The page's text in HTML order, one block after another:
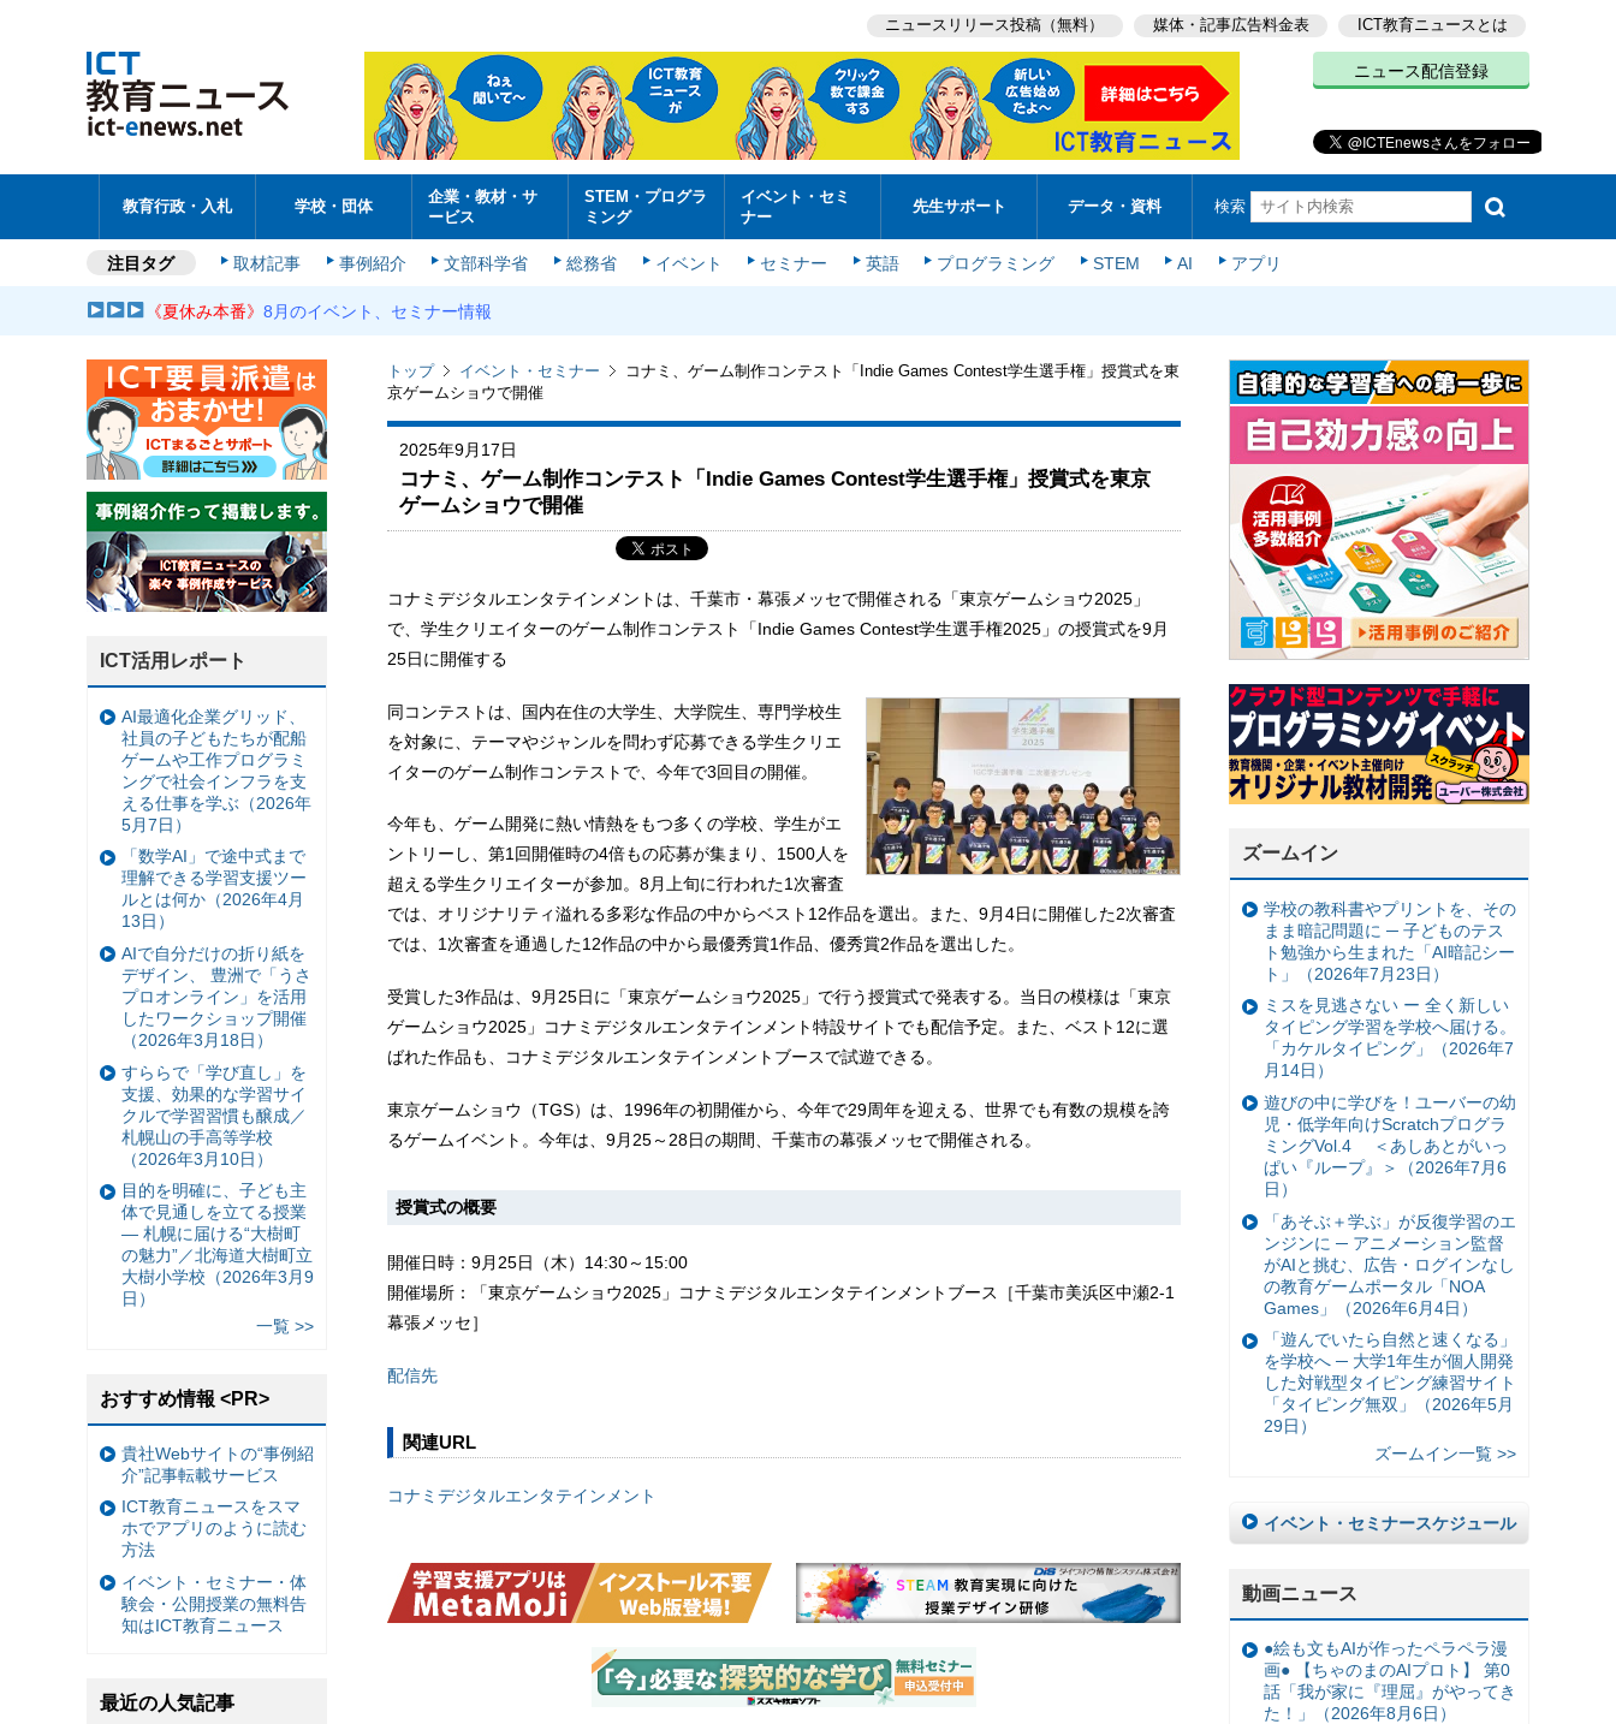
ニュースリリース投稿（無料） 媒体・記事広告料金表 ICT教育ニュースとは
ニュース配信登録
教育行政・入札 学校・団体
企業・教材・サ
ービス
STEM・プログラ
ミング
イベント・セミ
ナー
先生サポート データ・資料 検索
注目タグ 取材記事 事例紹介 文部科学省 総務省 イベント セミナー 英語 プログラミング STEM AI アプリ
《夏休み本番》8月のイベント、セミナー情報
トップ イベント・セミナー
コナミ、ゲーム制作コンテスト「Indie Games Contest学生選手権」授賞式を東
京ゲームショウで開催
2025年9月17日
コナミ、ゲーム制作コンテスト「Indie Games Contest学生選手権」授賞式を東京
ゲームショウで開催
コナミデジタルエンタテインメントは、千葉市・幕張メッセで開催される「東京ゲームショウ2025」
で、学生クリエイターのゲーム制作コンテスト「Indie Games Contest学生選手権2025」の授賞式を9月
25日に開催する
同コンテストは、国内在住の大学生、大学院生、専門学校生
を対象に、テーマやジャンルを問わず応募できる学生クリエ
イターのゲーム制作コンテストで、今年で3回目の開催。
今年も、ゲーム開発に熱い情熱をもつ多くの学校、学生がエ
ントリーし、第1回開催時の4倍もの応募が集まり、1500人を
超える学生クリエイターが参加。8月上旬に行われた1次審査
では、オリジナリティ溢れる多彩な作品の中からベスト12作品を選出。また、9月4日に開催した2次審査
では、1次審査を通過した12作品の中から最優秀賞1作品、優秀賞2作品を選出した。
受賞した3作品は、9月25日に「東京ゲームショウ2025」で行う授賞式で発表する。当日の模様は「東京
ゲームショウ2025」コナミデジタルエンタテインメント特設サイトでも配信予定。また、ベスト12に選
ばれた作品も、コナミデジタルエンタテインメントブースで試遊できる。
東京ゲームショウ（TGS）は、1996年の初開催から、今年で29周年を迎える、世界でも有数の規模を誇
るゲームイベント。今年は、9月25～28日の期間、千葉市の幕張メッセで開催される。
授賞式の概要
開催日時：9月25日（木）14:30～15:00
開催場所：「東京ゲームショウ2025」コナミデジタルエンタテインメントブース［千葉市美浜区中瀬2-1
幕張メッセ］
配信先
関連URL
コナミデジタルエンタテインメント
ズームイン
学校の教科書やプリントを、その
まま暗記問題に ─ 子どものテス
ト勉強から生まれた「AI暗記シー
ト」（2026年7月23日）
ミスを見逃さない ー 全く新しい
タイピング学習を学校へ届ける。
「カケルタイピング」（2026年7
月14日）
遊びの中に学びを！ユーバーの幼
児・低学年向けScratchプログラ
ミングVol.4 ＜あしあとがいっ
ぱい『ループ』＞（2026年7月6
日）
「あそぶ＋学ぶ」が反復学習のエ
ンジンに ─ アニメーション監督
がAIと挑む、広告・ログインなし
の教育ゲームポータル「NOA
Games」（2026年6月4日）
「遊んでいたら自然と速くなる」
を学校へ ─ 大学1年生が個人開発
した対戦型タイピング練習サイト
「タイピング無双」（2026年5月
29日）
ズームイン一覧 >>
イベント・セミナースケジュール
動画ニュース
●絵も文もAIが作ったペラペラ漫
画● 【ちゃのまのAIプロト】 第0
話「我が家に『理屈』がやってき
た！」（2026年8月6日）
ICT活用レポート
AI最適化企業グリッド、
社員の子どもたちが配船
ゲームや工作プログラミ
ングで社会インフラを支
える仕事を学ぶ（2026年
5月7日）
「数学AI」で途中式まで
理解できる学習支援ツー
ルとは何か（2026年4月
13日）
AIで自分だけの折り紙を
デザイン、 豊洲で「うさ
プロオンライン」を活用
したワークショップ開催
（2026年3月18日）
すららで「学び直し」を
支援、効果的な学習サイ
クルで学習習慣も醸成／
札幌山の手高等学校
（2026年3月10日）
目的を明確に、子ども主
体で見通しを立てる授業
— 札幌に届ける“大樹町
の魅力”／北海道大樹町立
大樹小学校（2026年3月9
日）
一覧 >>
おすすめ情報 <PR>
貴社Webサイトの“事例紹
介”記事転載サービス
ICT教育ニュースをスマ
ホでアプリのように読む
方法
イベント・セミナー・体
験会・公開授業の無料告
知はICT教育ニュース
最近の人気記事